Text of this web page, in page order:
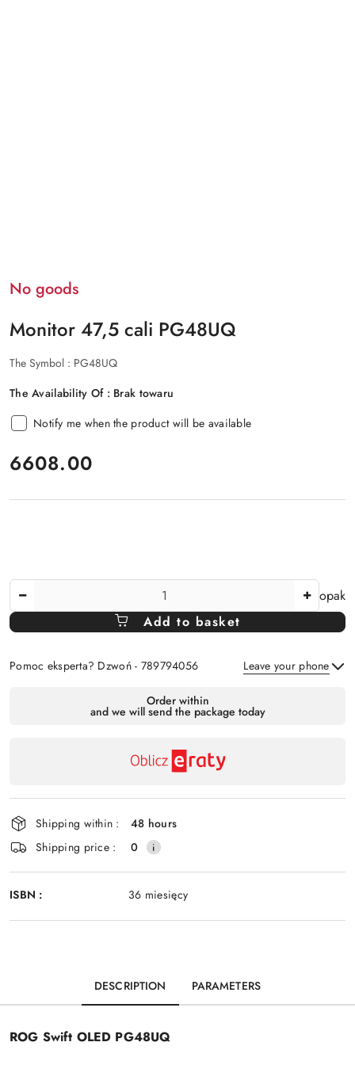
No goods
Monitor 47,5 cali PG48UQ
The Symbol : PG48UQ
The Availability Of : Brak towaru
Notify me when the product will be available
price:
6608.00
Amount
Of
opak
Add to basket
Pomoc eksperta? Dzwoń - 789794056 Leave your phone
Order within
and we will send the package today
Shipping within :
48 hours
Shipping price :
0
ISBN : 36 miesięcy
DESCRIPTION PARAMETERS
ROG Swift OLED PG48UQ